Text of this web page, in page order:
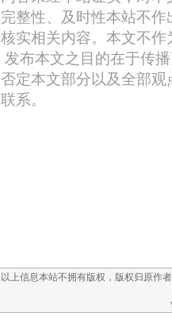
以上信息本站不拥有版权，版权归原作